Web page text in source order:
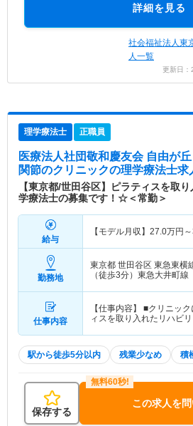
詳細を見る
社会福祉法人
人一覧
更新日
理学療法士 正職員
医療法人社団敬和慶友会 自由が
関節のクリニックの理学療法士求
【東京都/世田谷区】ピラティスを取
学療法士の募集です！☆＜常勤＞
給与
【モデル月収】 27.0万円～
勤務地
東京都 世田谷区 東急東横
（徒歩3分）東急大井町
仕事内容
【仕事内容】 ■クリニッ
ィスを取り入れたリハビ
駅から徒歩5分以内 残業少なめ 積
保存する
この求人を